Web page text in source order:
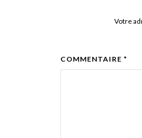
Votre
COMMENTAIRE *